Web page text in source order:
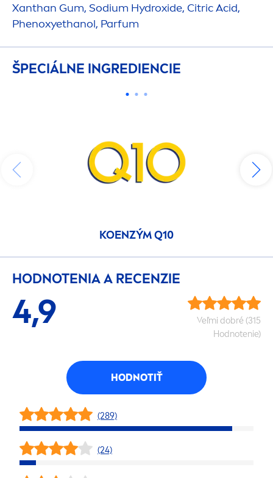
Xanthan Gum, Sodium Hydroxide, Citric Acid,
Phenoxyethanol, Parfum
ŠPECIÁLNE INGREDIENCIE
KOENZÝM Q10
HODNOTENIA A RECENZIE
4,9
Veľmi dobré (315
Hodnotenie)
HODNOTIŤ
(289)
(24)